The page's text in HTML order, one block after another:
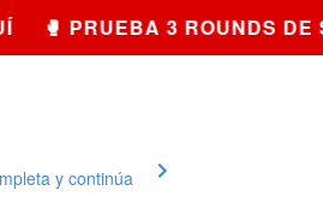
PRUEBA 3 ROUNDS
y continúa